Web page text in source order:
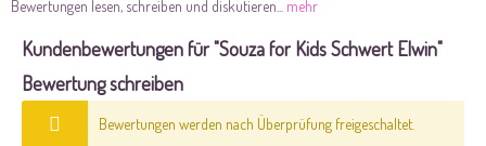
Bewertungen lesen, schreiben und diskutieren...
mehr
Kundenbewertungen für "Souza for Kids Schwert Elwin"
Bewertung schreiben
Bewertungen werden nach Überprüfung freigeschaltet.